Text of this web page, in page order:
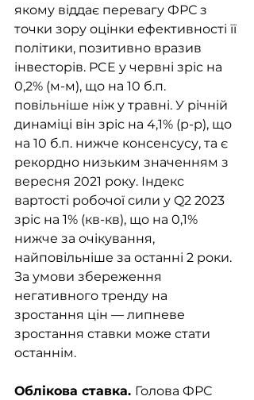
якому віддає перевагу ФРС з
точки зору оцінки ефективності її
політики, позитивно вразив
інвесторів. PCE у червні зріс на
0,2% (м-м), що на 10 б.п.
повільніше ніж у травні. У річній
динаміці він зріс на 4,1% (р-р), що
на 10 б.п. нижче консенсусу, та є
рекордно низьким значенням з
вересня 2021 року. Індекс
вартості робочої сили у Q2 2023
зріс на 1% (кв-кв), що на 0,1%
нижче за очікування,
найповільніше за останні 2 роки.
За умови збереження
негативного тренду на
зростання цін — липневе
зростання ставки може стати
останнім.
Облікова ставка. Голова ФРС